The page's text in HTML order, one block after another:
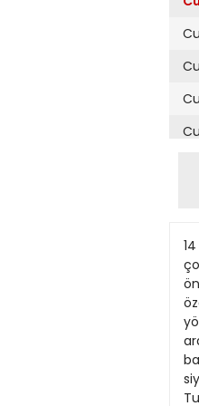
14 HAZİRAN 1986 Ozetle DIŞ HABERLER CUMHURİYET/3 SuriyeIrak görüşmesi ertelendi G. Afrika'da 2 bin siyalı tutuklandı mak uzere hapis ve